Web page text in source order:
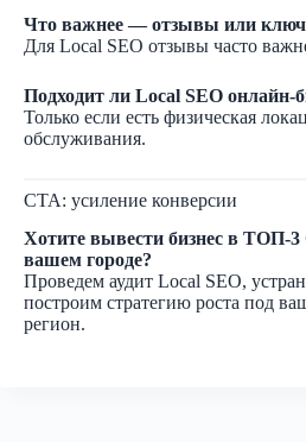
Что важнее — отзывы или
Для Local SEO отзывы часто
Подходит ли Local SEO онлайн-
Только если есть физическая
обслуживания.
CTA: усиление конверсии
Хотите вывести бизнес в ТОП-3
вашем городе?
Проведем аудит Local SEO,
построим стратегию роста под
регион.